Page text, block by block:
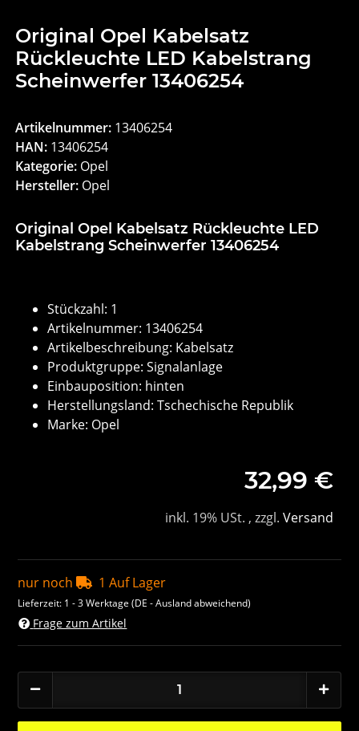
Original Opel Kabelsatz
Rückleuchte LED Kabelstrang
Scheinwerfer 13406254
Artikelnummer: 13406254
HAN: 13406254
Kategorie: Opel
Hersteller: Opel
Original Opel Kabelsatz Rückleuchte LED
Kabelstrang Scheinwerfer 13406254
Stückzahl: 1
Artikelnummer: 13406254
Artikelbeschreibung: Kabelsatz
Produktgruppe: Signalanlage
Einbauposition: hinten
Herstellungsland: Tschechische Republik
Marke: Opel
32,99 €
inkl. 19% USt. , zzgl. Versand
nur noch 1 Auf Lager
Lieferzeit: 1 - 3 Werktage(DE - Ausland abweichend)
Frage zum Artikel